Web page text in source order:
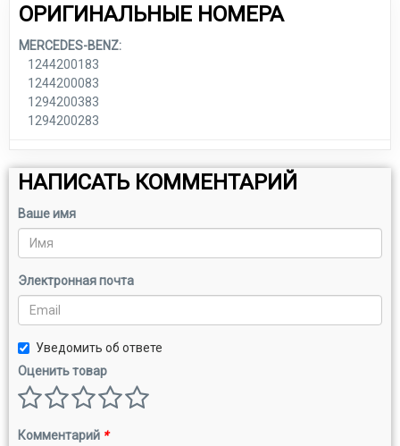
ОРИГИНАЛЬНЫЕ НОМЕРА
MERCEDES-BENZ:
1244200183
1244200083
1294200383
1294200283
НАПИСАТЬ КОММЕНТАРИЙ
Ваше имя
Электронная почта
Уведомить об ответе
Оценить товар
Комментарий *